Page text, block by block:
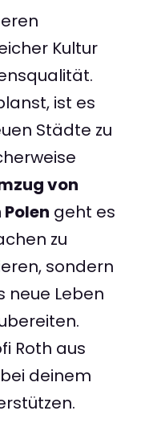
Kultur
ist es
Städte zu
von
geht es
zu
sondern
neue Leben
Roth aus
deinem